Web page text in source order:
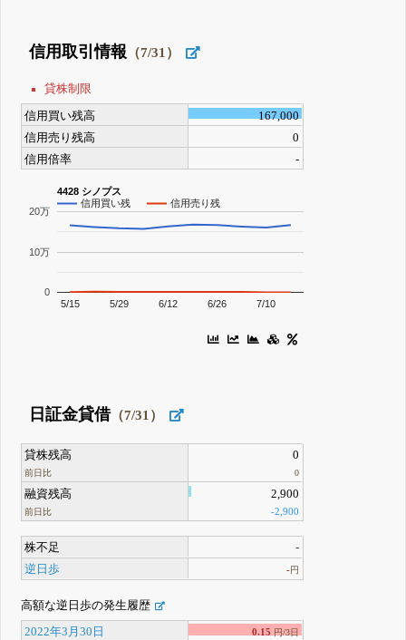
信用取引情報 （7/31）
貸株制限
信用買い残高
167,000
信用売り残高
0
信用倍率
-
4428 シノプス
信用買い残
信用売り残
5/15 5/29 6/12 6/26 7/10
0
10万
20万
日証金貸借（7/31）
貸株残高
前日比
0
0
融資残高
前日比
2,900
-2,900
株不足
-
逆日歩
-円
高額な逆日歩の発生履歴
2022年3月30日 0.15 円/3日